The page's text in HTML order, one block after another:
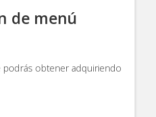
de menú
podrás obtener adquiriendo